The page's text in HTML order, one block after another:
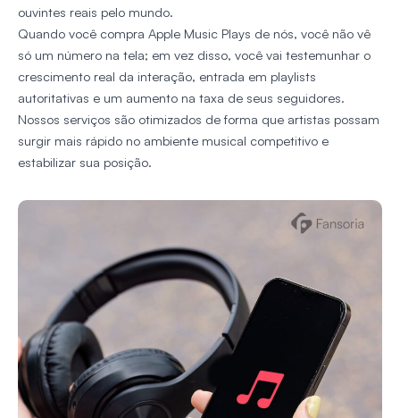
ouvintes reais pelo mundo.
Quando você compra Apple Music Plays de nós, você não vê
só um número na tela; em vez disso, você vai testemunhar o
crescimento real da interação, entrada em playlists
autoritativas e um aumento na taxa de seus seguidores.
Nossos serviços são otimizados de forma que artistas possam
surgir mais rápido no ambiente musical competitivo e
estabilizar sua posição.